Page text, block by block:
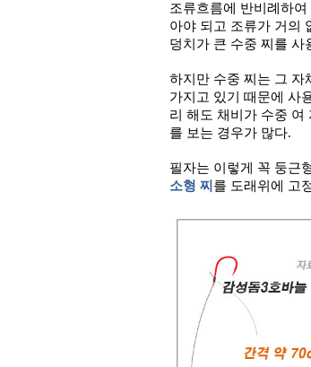
조류흐름에 반비례하
아야 되고 조류가 거의
덩치가 큰 수중 찌를 사
하지만 수중 찌는 그 자
가지고 있기 때문에 사
리 해도 채비가 수중 여
를 보는 경우가 많다.
필자는 이렇게 꼭 둥근
소형 찌 를 도래위에 고